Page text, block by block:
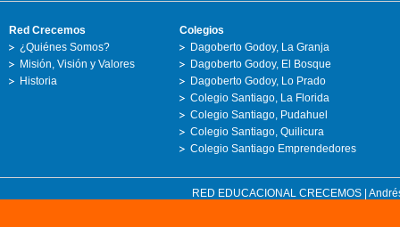
Red Crecemos
¿Quiénes Somos?
Misión, Visión y Valores
Historia
Colegios
Dagoberto Godoy, La Granja
Dagoberto Godoy, El Bosque
Dagoberto Godoy, Lo Prado
Colegio Santiago, La Florida
Colegio Santiago, Pudahuel
Colegio Santiago, Quilicura
Colegio Santiago Emprendedores
RED EDUCACIONAL CRECEMOS |